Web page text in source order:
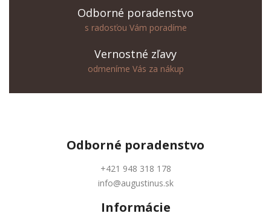
Odborné poradenstvo
s radosťou Vám poradíme
Vernostné zľavy
odmeníme Vás za nákup
Odborné poradenstvo
+421 948 318 178
info@augustinus.sk
Informácie